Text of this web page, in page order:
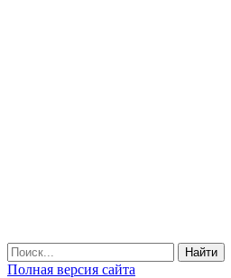
Найти
Полная версия сайта